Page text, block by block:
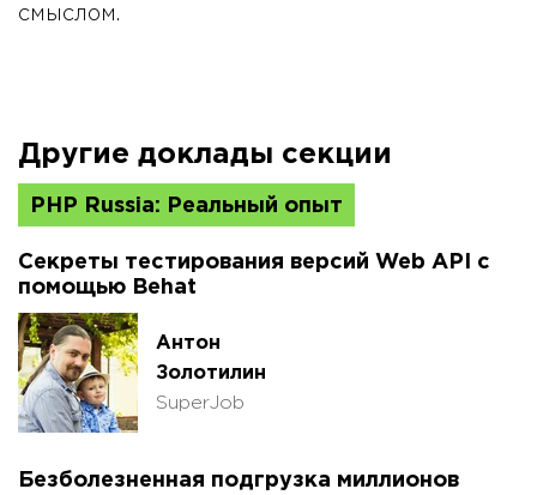
смыслом.
Другие доклады секции
PHP Russia: Реальный опыт
Секреты тестирования версий Web API с
помощью Behat
Антон
Золотилин
SuperJob
Безболезненная подгрузка миллионов